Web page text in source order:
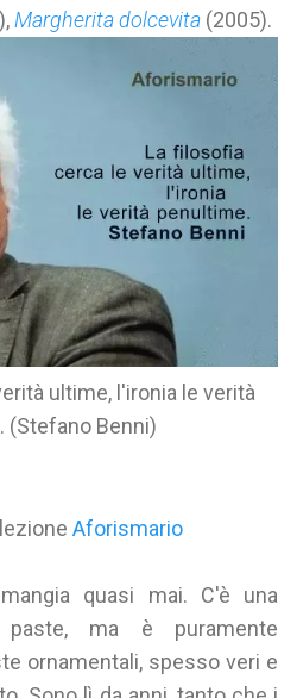
Margherita dolcevita (2005).
ultime, l'ironia le verità
(Stefano Benni)
Aforismario
quasi mai. C'è una
ma è puramente
ornamentali, spesso veri e